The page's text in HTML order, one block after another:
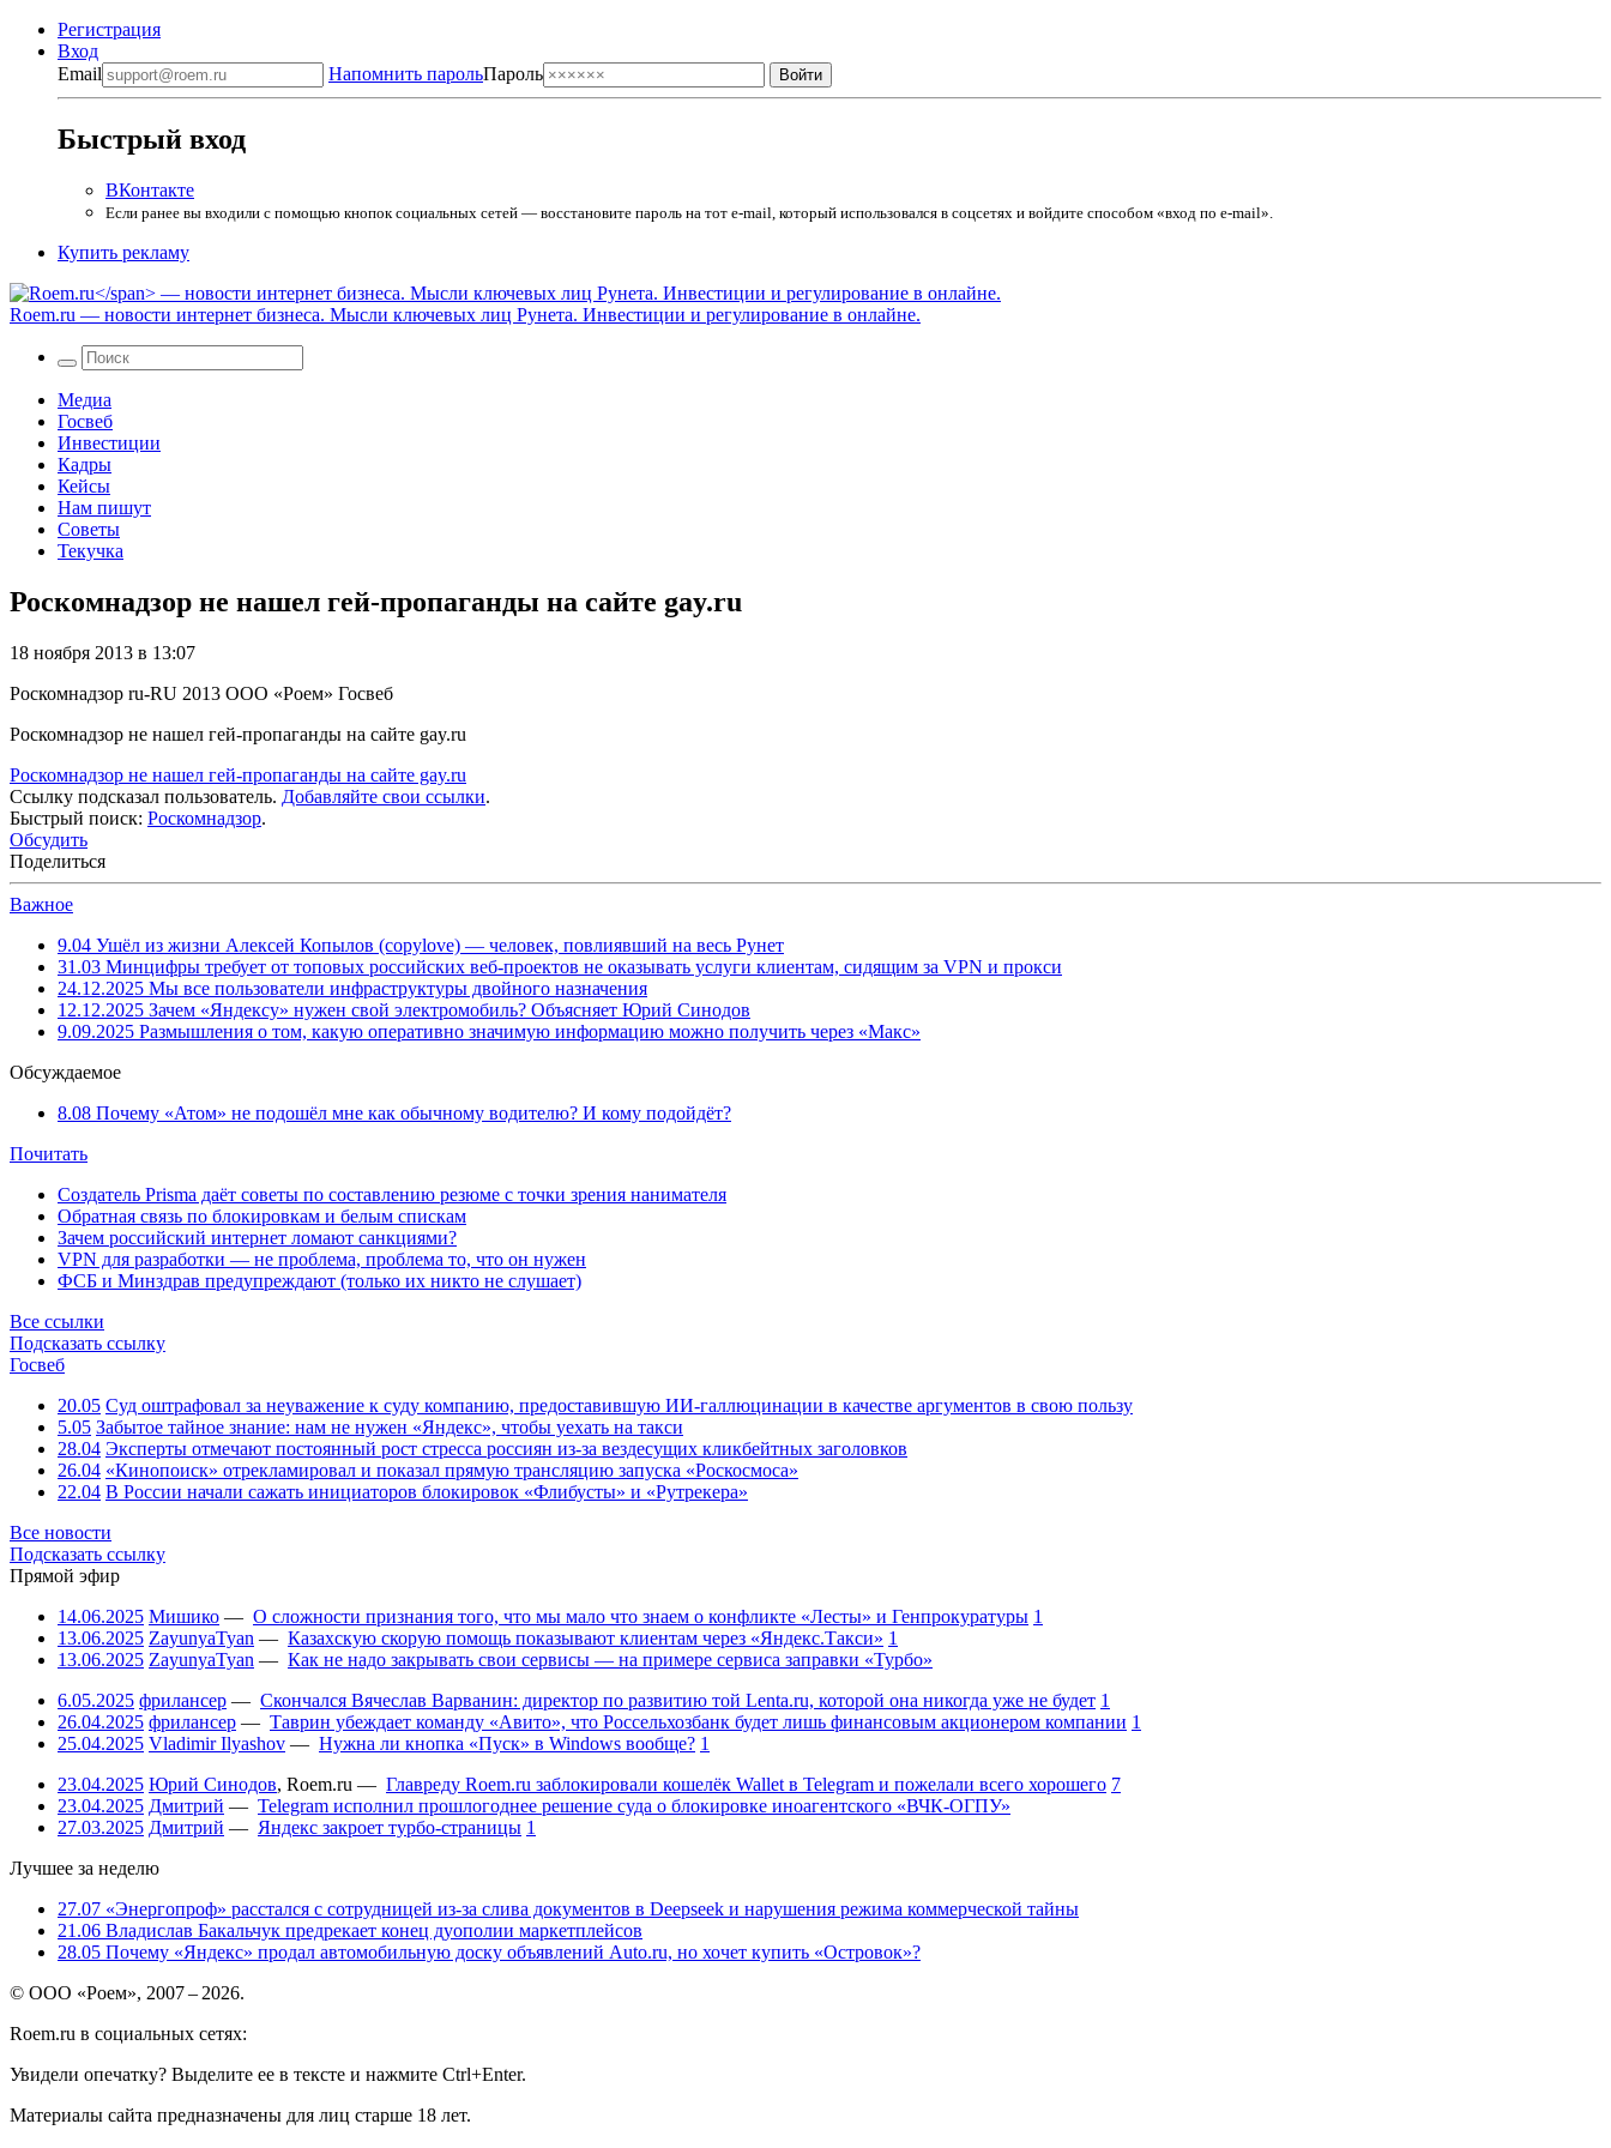
Регистрация
Вход
Email
Напомнить парольПароль
Быстрый вход
ВКонтакте
Если ранее вы входили с помощью кнопок социальных сетей — восстановите пароль на тот e-mail, который использовался в соцсетях и войдите способом «вход по e-mail».
Купить рекламу
Roem.ru — новости интернет бизнеса. Мысли ключевых лиц Рунета. Инвестиции и регулирование в онлайне.
Медиа
Госвеб
Инвестиции
Кадры
Кейсы
Нам пишут
Советы
Текучка
Роскомнадзор не нашел гей-пропаганды на сайте gay.ru
18 ноября 2013 в 13:07
Роскомнадзор ru-RU 2013 ООО «Роем» Госвеб
Роскомнадзор не нашел гей-пропаганды на сайте gay.ru
Роскомнадзор не нашел гей-пропаганды на сайте gay.ru
Ссылку подсказал пользователь. Добавляйте свои ссылки.
Быстрый поиск: Роскомнадзор.
Обсудить
Поделиться
Важное
9.04 Ушёл из жизни Алексей Копылов (copylove) — человек, повлиявший на весь Рунет
31.03 Минцифры требует от топовых российских веб-проектов не оказывать услуги клиентам, сидящим за VPN и прокси
24.12.2025 Мы все пользователи инфраструктуры двойного назначения
12.12.2025 Зачем «Яндексу» нужен свой электромобиль? Объясняет Юрий Синодов
9.09.2025 Размышления о том, какую оперативно значимую информацию можно получить через «Макс»
Обсуждаемое
8.08 Почему «Атом» не подошёл мне как обычному водителю? И кому подойдёт?
Почитать
Создатель Prisma даёт советы по составлению резюме с точки зрения нанимателя
Обратная связь по блокировкам и белым спискам
Зачем российский интернет ломают санкциями?
VPN для разработки — не проблема, проблема то, что он нужен
ФСБ и Минздрав предупреждают (только их никто не слушает)
Все ссылки
Подсказать ссылку
Госвеб
20.05 Суд оштрафовал за неуважение к суду компанию, предоставившую ИИ-галлюцинации в качестве аргументов в свою пользу
5.05 Забытое тайное знание: нам не нужен «Яндекс», чтобы уехать на такси
28.04 Эксперты отмечают постоянный рост стресса россиян из-за вездесущих кликбейтных заголовков
26.04 «Кинопоиск» отрекламировал и показал прямую трансляцию запуска «Роскосмоса»
22.04 В России начали сажать инициаторов блокировок «Флибусты» и «Рутрекера»
Все новости
Подсказать ссылку
Прямой эфир
14.06.2025 Мишико — О сложности признания того, что мы мало что знаем о конфликте «Лесты» и Генпрокуратуры 1
13.06.2025 ZayunyaTyan — Казахскую скорую помощь показывают клиентам через «Яндекс.Такси» 1
13.06.2025 ZayunyaTyan — Как не надо закрывать свои сервисы — на примере сервиса заправки «Турбо»
6.05.2025 фрилансер — Скончался Вячеслав Варванин: директор по развитию той Lenta.ru, которой она никогда уже не будет 1
26.04.2025 фрилансер — Таврин убеждает команду «Авито», что Россельхозбанк будет лишь финансовым акционером компании 1
25.04.2025 Vladimir Ilyashov — Нужна ли кнопка «Пуск» в Windows вообще? 1
23.04.2025 Юрий Синодов, Roem.ru — Главреду Roem.ru заблокировали кошелёк Wallet в Telegram и пожелали всего хорошего 7
23.04.2025 Дмитрий — Telegram исполнил прошлогоднее решение суда о блокировке иноагентского «ВЧК-ОГПУ»
27.03.2025 Дмитрий — Яндекс закроет турбо-страницы 1
Лучшее за неделю
27.07 «Энергопроф» расстался с сотрудницей из-за слива документов в Deepseek и нарушения режима коммерческой тайны
21.06 Владислав Бакальчук предрекает конец дуополии маркетплейсов
28.05 Почему «Яндекс» продал автомобильную доску объявлений Auto.ru, но хочет купить «Островок»?
© ООО «Роем», 2007 – 2026.
Roem.ru в социальных сетях:
Увидели опечатку? Выделите ее в тексте и нажмите Ctrl+Enter.
Материалы сайта предназначены для лиц старше 18 лет.